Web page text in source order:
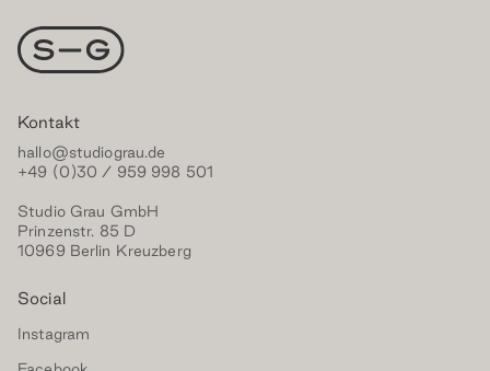
Kontakt
hallo@studiograu.de
+49 (0)30 / 959 998 501
Studio Grau GmbH
Prinzenstr. 85 D
10969 Berlin Kreuzberg‍
Social
Instagram